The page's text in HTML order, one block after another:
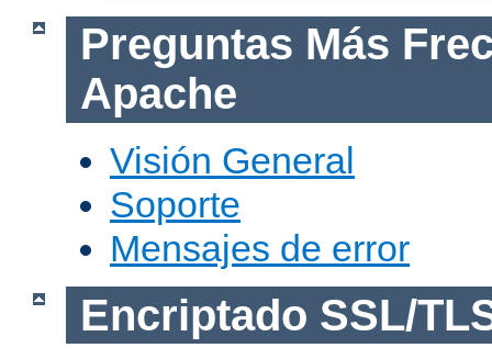
Preguntas Más
Apache
Visión General
Soporte
Mensajes de error
Encriptado SSL/